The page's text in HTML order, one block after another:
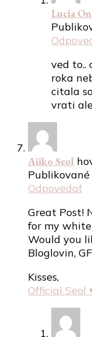
Lucia
ved to..
roka
citala
vrati
Aiiko Seol
Publikované
Odpovedať
Great Post!
for my
Would you
Bloglovin,
Kisses,
Official Seol